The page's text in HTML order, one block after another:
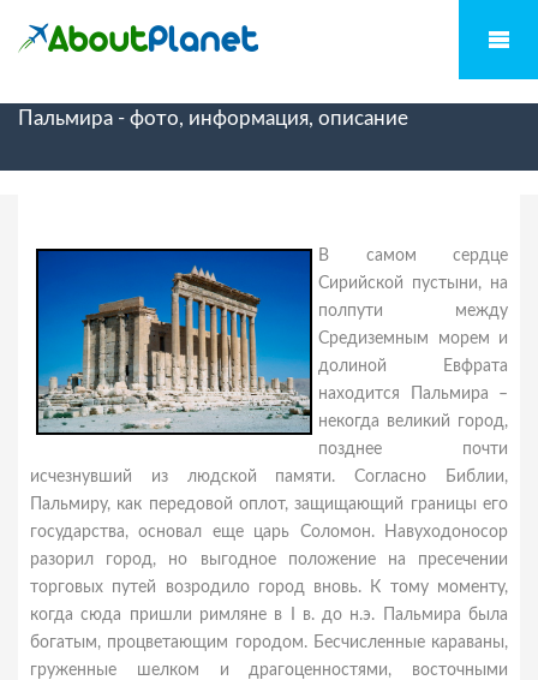
Пальмира - фото, информация, описание
В самом сердце
Сирийской пустыни, на
полпути между
Средиземным морем и
долиной Евфрата
находится Пальмира –
некогда великий город,
позднее почти
исчезнувший из людской памяти. Согласно Библии,
Пальмиру, как передовой оплот, защищающий границы его
государства, основал еще царь Соломон. Навуходоносор
разорил город, но выгодное положение на пресечении
торговых путей возродило город вновь. К тому моменту,
когда сюда пришли римляне в I в. до н.э. Пальмира была
богатым, процветающим городом. Бесчисленные караваны,
груженные шелком и драгоценностями, восточными